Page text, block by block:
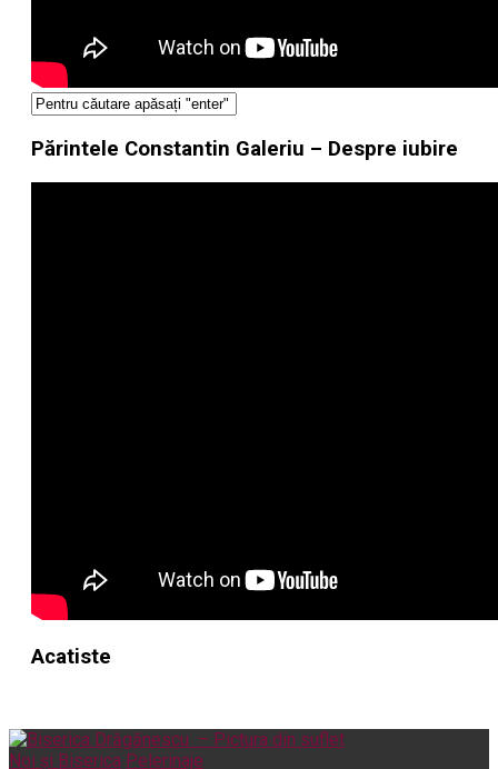
Părintele Constantin Galeriu – Despre iubire
Acatiste
Noi și Biserica Pelerinaje